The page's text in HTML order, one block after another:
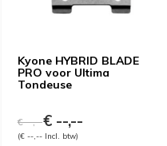
Kyone HYBRID BLADE
PRO voor Ultima
Tondeuse
€ --,--€ --,--
(€ --,-- Incl. btw)